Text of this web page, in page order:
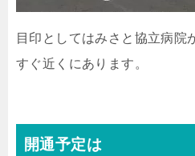
目印としてはみさと協立病院
すぐ近くにあります。
開通予定は